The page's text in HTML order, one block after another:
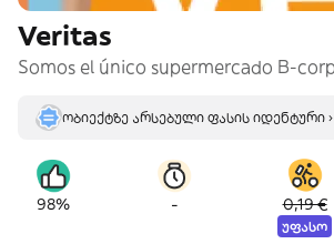
Veritas
ობიექტზე არსებული ფასის იდენტური ›
98% - 0,19 €
უფასო